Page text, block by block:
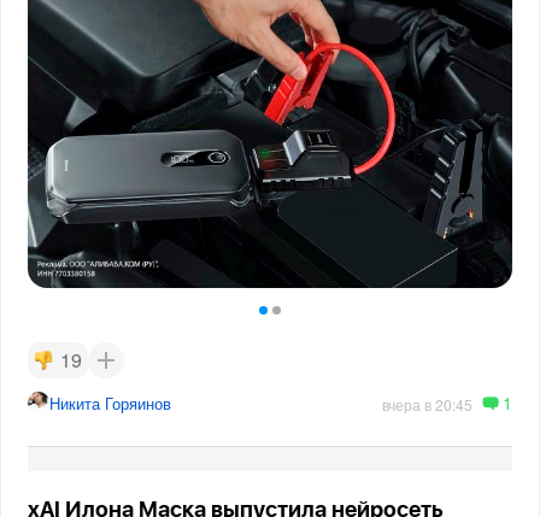
19
Никита Горяинов вчера в 20:45 1
xAI Илона Маска выпустила нейросеть